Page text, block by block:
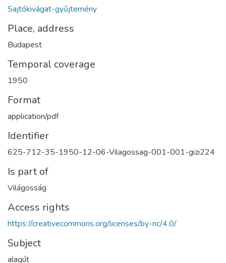
Sajtókivágat-gyűjtemény
Place, address
Budapest
Temporal coverage
1950
Format
application/pdf
Identifier
625-712-35-1950-12-06-Vilagossag-001-001-gizi224
Is part of
Világosság
Access rights
https://creativecommons.org/licenses/by-nc/4.0/
Subject
alagút